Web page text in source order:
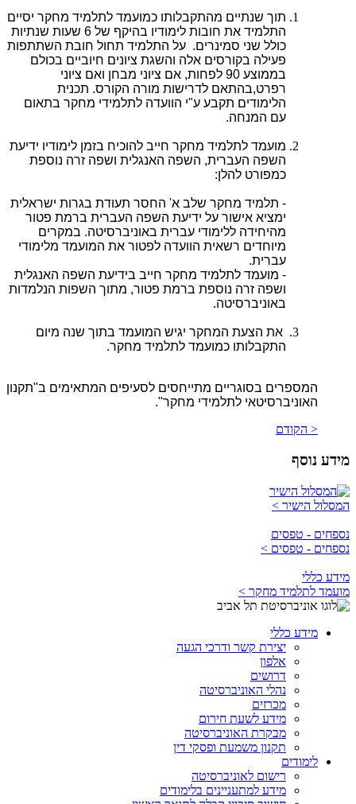
תוך שנתיים מהתקבלותו כמועמד לתלמיד מחקר יסיים
התלמיד את חובות לימודיו בהיקף של 6 שעות שנתיות
כולל שני סמינרים. על התלמיד תחול חובת השתתפות
פעילה בקורסים אלה והשגת ציונים חיוביים בכולם
בממוצע 90 לפחות, אם ציוני מבחן ואם ציוני
רפרט,בהתאם לדרישות מורה הקורס. תכנית
הלימודים תקבע ע"י הוועדה לתלמידי מחקר בתאום
עם המנחה.
מועמד לתלמיד מחקר חייב להוכיח בזמן לימודיו ידיעת
השפה העברית, השפה האנגלית ושפה זרה נוספת
כמפורט להלן:
- תלמיד מחקר שלב א' החסר תעודת בגרות ישראלית
ימציא אישור על ידיעת השפה העברית ברמת פטור
מהיחידה ללימודי עברית באוניברסיטה. במקרים
מיוחדים רשאית הוועדה לפטור את המועמד מלימודי
עברית.
- מועמד לתלמיד מחקר חייב בידיעת השפה האנגלית
ושפה זרה נוספת ברמת פטור, מתוך השפות הנלמדות
באוניברסיטה.
את הצעת המחקר יגיש המועמד בתוך שנה מיום
התקבלותו כמועמד לתלמיד מחקר.
המספרים בסוגריים מתייחסים לסעיפים המתאימים ב"תקנון
האוניברסיטאי לתלמידי מחקר".
< הקודם
מידע נוסף
המסלול הישיר >
נספחים - טפסים
נספחים - טפסים >
מידע כללי
מועמד לתלמיד מחקר >
מידע כללי
יצירת קשר ודרכי הגעה
אלפון
דרושים
נהלי האוניברסיטה
מכרזים
מידע לשעת חירום
מבקרת האוניברסיטה
תקנון משמעת ופסקי דין
לימודים
רישום לאוניברסיטה
מידע למתעניינים בלימודים